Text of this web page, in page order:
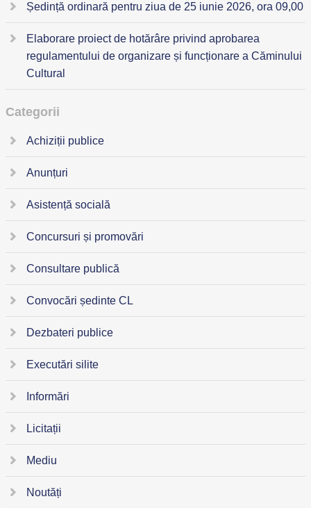
Ședință ordinară pentru ziua de 25 iunie 2026, ora 09,00
Elaborare proiect de hotărâre privind aprobarea
regulamentului de organizare și funcționare a Căminului
Cultural
Categorii
Achiziții publice
Anunțuri
Asistență socială
Concursuri și promovări
Consultare publică
Convocări ședinte CL
Dezbateri publice
Executări silite
Informări
Licitații
Mediu
Noutăți